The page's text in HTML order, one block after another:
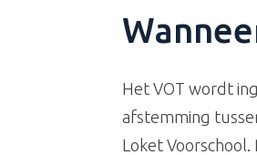
Het VOT wordt
afstemming
Loket